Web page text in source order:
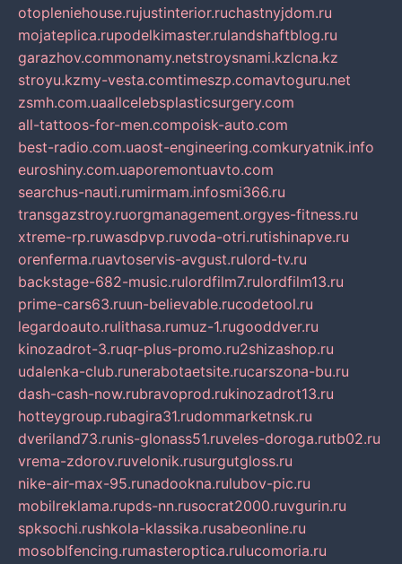
otopleniehouse.rujustinterior.ruchastnyjdom.ru
mojateplica.rupodelkimaster.rulandshaftblog.ru
garazhov.commonamy.netstroysnami.kzlcna.kz
stroyu.kzmy-vesta.comtimeszp.comavtoguru.net
zsmh.com.uaallcelebsplasticsurgery.com
all-tattoos-for-men.compoisk-auto.com
best-radio.com.uaost-engineering.comkuryatnik.info
euroshiny.com.uaporemontuavto.com
searchus-nauti.rumirmam.infosmi366.ru
transgazstroy.ruorgmanagement.orgyes-fitness.ru
xtreme-rp.ruwasdpvp.ruvoda-otri.rutishinapve.ru
orenferma.ruavtoservis-avgust.rulord-tv.ru
backstage-682-music.rulordfilm7.rulordfilm13.ru
prime-cars63.ruun-believable.rucodetool.ru
legardoauto.rulithasa.rumuz-1.rugooddver.ru
kinozadrot-3.ruqr-plus-promo.ru2shizashop.ru
udalenka-club.runerabotaetsite.rucarszona-bu.ru
dash-cash-now.rubravoprod.rukinozadrot13.ru
hotteygroup.rubagira31.rudommarketnsk.ru
dveriland73.runis-glonass51.ruveles-doroga.rutb02.ru
vrema-zdorov.ruvelonik.rusurgutgloss.ru
nike-air-max-95.runadookna.rulubov-pic.ru
mobilreklama.rupds-nn.rusocrat2000.ruvgurin.ru
spksochi.rushkola-klassika.rusabeonline.ru
mosoblfencing.rumasteroptica.rulucomoria.ru